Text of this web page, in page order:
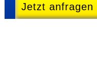
Jetzt anfragen